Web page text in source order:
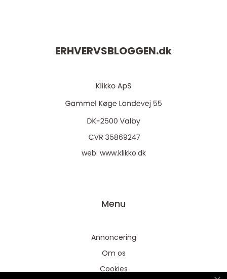
ERHVERVSBLOGGEN.dk
web: www.klikko.dk
Menu
Annoncering
Om os
Cookies